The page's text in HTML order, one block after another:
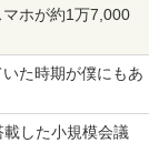
マホが約1万7,000
た時期が僕にもあ
した小規模会議